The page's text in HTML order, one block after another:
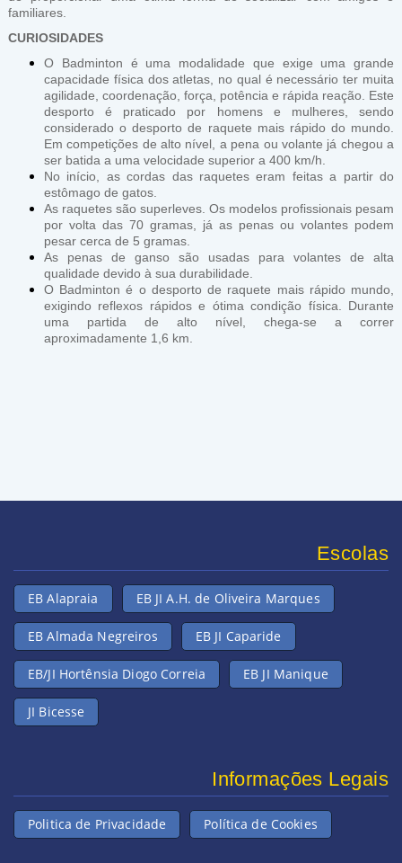
familiares.
CURIOSIDADES
O Badminton é uma modalidade que exige uma grande
capacidade física dos atletas, no qual é necessário ter muita
agilidade, coordenação, força, potência e rápida reação. Este
desporto é praticado por homens e mulheres, sendo
considerado o desporto de raquete mais rápido do mundo.
Em competições de alto nível, a pena ou volante já chegou a
ser batida a uma velocidade superior a 400 km/h.
No início, as cordas das raquetes eram feitas a partir do
estômago de gatos.
As raquetes são superleves. Os modelos profissionais pesam
por volta das 70 gramas, já as penas ou volantes podem
pesar cerca de 5 gramas.
As penas de ganso são usadas para volantes de alta
qualidade devido à sua durabilidade.
O Badminton é o desporto de raquete mais rápido mundo,
exigindo reflexos rápidos e ótima condição física. Durante
uma partida de alto nível, chega-se a correr
aproximadamente 1,6 km.
Escolas
EB Alapraia EB JI A.H. de Oliveira Marques
EB Almada Negreiros EB JI Caparide
EB/JI Hortênsia Diogo Correia EB JI Manique
JI Bicesse
Informações Legais
Politica de Privacidade Política de Cookies